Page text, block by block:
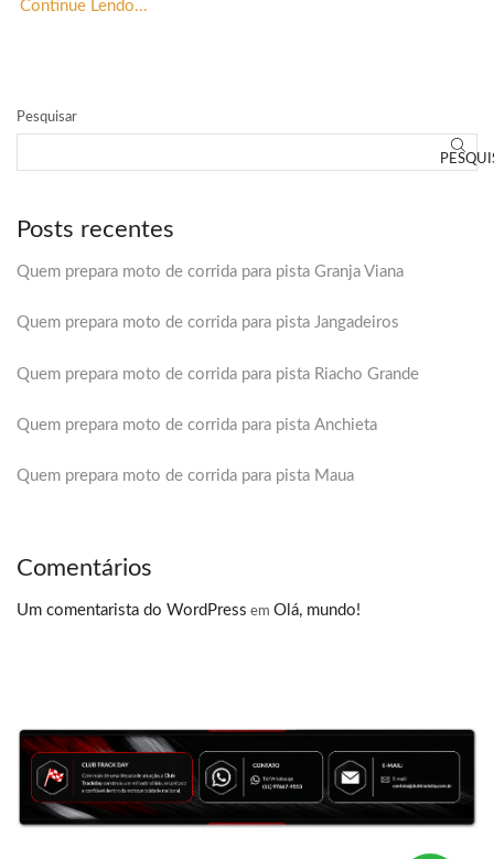
Continue Lendo...
Pesquisar
Posts recentes
Quem prepara moto de corrida para pista Granja Viana
Quem prepara moto de corrida para pista Jangadeiros
Quem prepara moto de corrida para pista Riacho Grande
Quem prepara moto de corrida para pista Anchieta
Quem prepara moto de corrida para pista Maua
Comentários
Um comentarista do WordPress em Olá, mundo!